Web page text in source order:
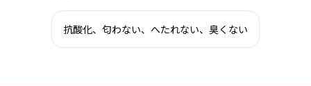
抗酸化、匂わない、へたれない、臭くない